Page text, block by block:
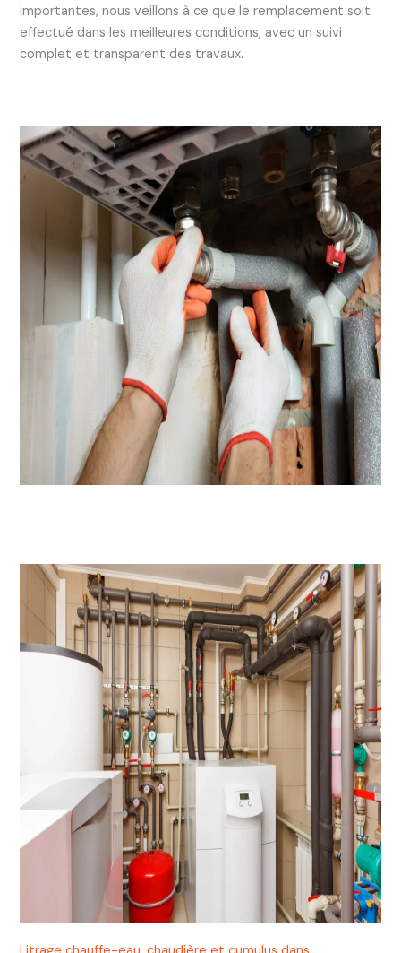
importantes, nous veillons à ce que le remplacement soit
effectué dans les meilleures conditions, avec un suivi
complet et transparent des travaux.